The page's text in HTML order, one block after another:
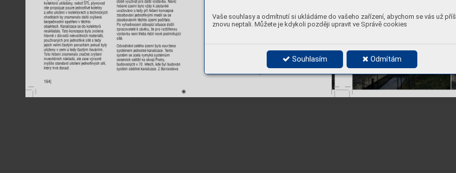
Vaše souhlasy a odmítnutí si ukládáme do vašeho zařízení, abychom se vás už
znovu neptali. Můžete je kdykoli později upravit ve Správě cookies
Souhlasím Odmítám